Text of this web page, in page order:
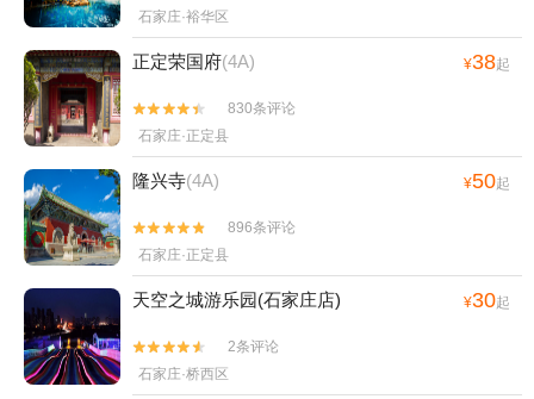
石家庄·裕华区
正定荣国府(4A) ¥38起


830条评论
石家庄·正定县
隆兴寺(4A) ¥50起


896条评论
石家庄·正定县
天空之城游乐园(石家庄店) ¥30起


2条评论
石家庄·桥西区